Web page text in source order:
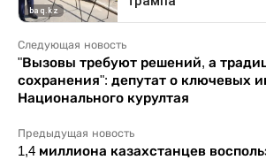
Следующая новость
"Вызовы требуют решений, а
сохранения": депутат о ключевых
Национального курултая
Предыдущая новость
1,4 миллиона казахстанцев